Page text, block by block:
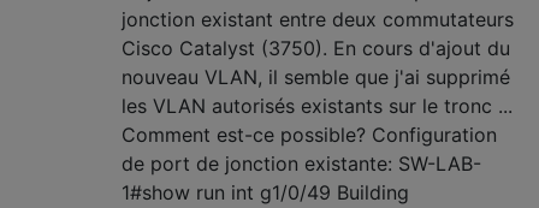
jonction existant entre deux commutateurs
Cisco Catalyst (3750). En cours d'ajout du
nouveau VLAN, il semble que j'ai supprimé
les VLAN autorisés existants sur le tronc ...
Comment est-ce possible? Configuration
de port de jonction existante: SW-LAB-
1#show run int g1/0/49 Building